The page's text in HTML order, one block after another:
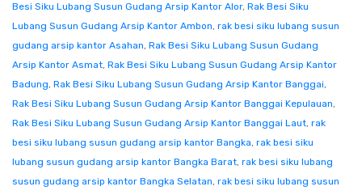
Besi Siku Lubang Susun Gudang Arsip Kantor Alor, Rak Besi Siku
Lubang Susun Gudang Arsip Kantor Ambon, rak besi siku lubang susun
gudang arsip kantor Asahan, Rak Besi Siku Lubang Susun Gudang
Arsip Kantor Asmat, Rak Besi Siku Lubang Susun Gudang Arsip Kantor
Badung, Rak Besi Siku Lubang Susun Gudang Arsip Kantor Banggai,
Rak Besi Siku Lubang Susun Gudang Arsip Kantor Banggai Kepulauan,
Rak Besi Siku Lubang Susun Gudang Arsip Kantor Banggai Laut, rak
besi siku lubang susun gudang arsip kantor Bangka, rak besi siku
lubang susun gudang arsip kantor Bangka Barat, rak besi siku lubang
susun gudang arsip kantor Bangka Selatan, rak besi siku lubang susun